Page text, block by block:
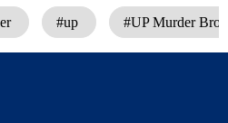
#up #UP Murder